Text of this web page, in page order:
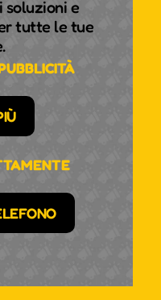
soluzioni e
tutte le tue